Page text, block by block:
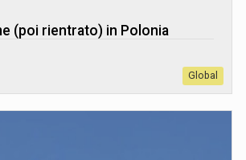
(poi rientrato) in Polonia
Global